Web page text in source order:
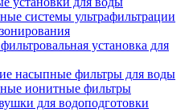
системы ультрафильтрации
установка для
насыпные фильтры для воды
ионитные фильтры
для водоподготовки